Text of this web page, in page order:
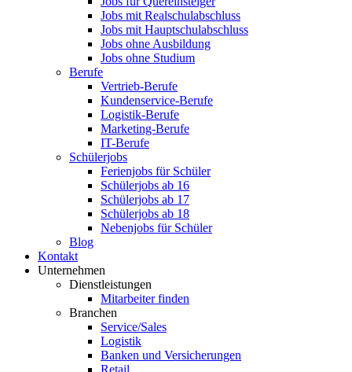
Jobs mit Realschulabschluss
Jobs mit Hauptschulabschluss
Jobs ohne Ausbildung
Jobs ohne Studium
Berufe
Vertrieb-Berufe
Kundenservice-Berufe
Logistik-Berufe
Marketing-Berufe
IT-Berufe
Schülerjobs
Ferienjobs für Schüler
Schülerjobs ab 16
Schülerjobs ab 17
Schülerjobs ab 18
Nebenjobs für Schüler
Blog
Kontakt
Unternehmen
Dienstleistungen
Mitarbeiter finden
Branchen
Service/Sales
Logistik
Banken und Versicherungen
Retail